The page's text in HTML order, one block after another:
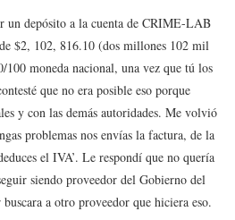
un depósito a la cuenta de CRIME-LAB
$2, 102, 816.10 (dos millones 102 mil
100 moneda nacional, una vez que tú los
que no era posible eso porque
y con las demás autoridades. Me volvió
problemas nos envías la factura, de la
el IVA’. Le respondí que no quería
siendo proveedor del Gobierno del
a otro proveedor que hiciera eso.